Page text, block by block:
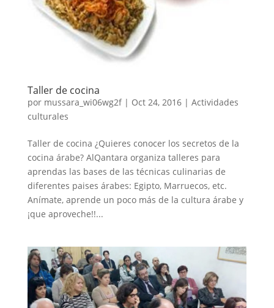
Taller de cocina
por mussara_wi06wg2f| Oct 24, 2016| Actividades
culturales
Taller de cocina ¿Quieres conocer los secretos de la
cocina árabe? AlQantara organiza talleres para
aprendas las bases de las técnicas culinarias de
diferentes paises árabes: Egipto, Marruecos, etc.
Anímate, aprende un poco más de la cultura árabe y
¡que aproveche!!...